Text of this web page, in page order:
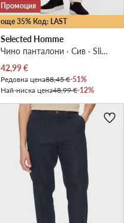
още 35% Код: LAST
Промоция
Selected Homme
Чино панталони · Сив · Slim Fit
Актуална цена
42,99€
Редовна цена88,45 €-51%
Най-ниска цена48,99 €-12%